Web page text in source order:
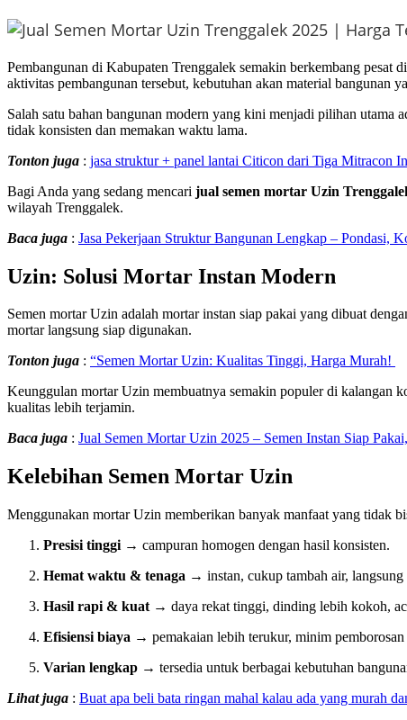
Pembangunan di Kabupaten Trenggalek semakin berkembang
aktivitas pembangunan tersebut, kebutuhan akan material bangunan
Salah satu bahan bangunan modern yang kini menjadi pilihan utama
tidak konsisten dan memakan waktu lama.
Tonton juga : jasa struktur + panel lantai Citicon dari Tiga Mitracon
Bagi Anda yang sedang mencari jual semen mortar Uzin
wilayah Trenggalek.
Baca juga : Jasa Pekerjaan Struktur Bangunan Lengkap – Pondasi,
Uzin: Solusi Mortar Instan Modern
Semen mortar Uzin adalah mortar instan siap pakai yang dibuat
mortar langsung siap digunakan.
Tonton juga : “Semen Mortar Uzin: Kualitas Tinggi, Harga Murah!
Keunggulan mortar Uzin membuatnya semakin populer di kalangan
kualitas lebih terjamin.
Baca juga : Jual Semen Mortar Uzin 2025 – Semen Instan Siap
Kelebihan Semen Mortar Uzin
Menggunakan mortar Uzin memberikan banyak manfaat yang tidak
Presisi tinggi → campuran homogen dengan hasil konsisten.
Hemat waktu & tenaga → instan, cukup tambah air,
Hasil rapi & kuat → daya rekat tinggi, dinding lebih kokoh,
Efisiensi biaya → pemakaian lebih terukur, minim pemborosan
Varian lengkap → tersedia untuk berbagai kebutuhan
Lihat juga : Buat apa beli bata ringan mahal kalau ada yang murah